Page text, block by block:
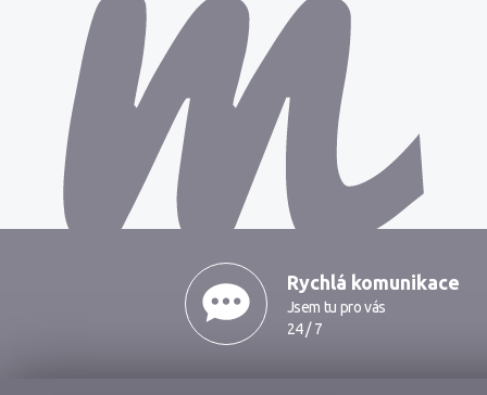
MarkMedia
Rychlá komunikace
Jsem tu pro vás
24 / 7